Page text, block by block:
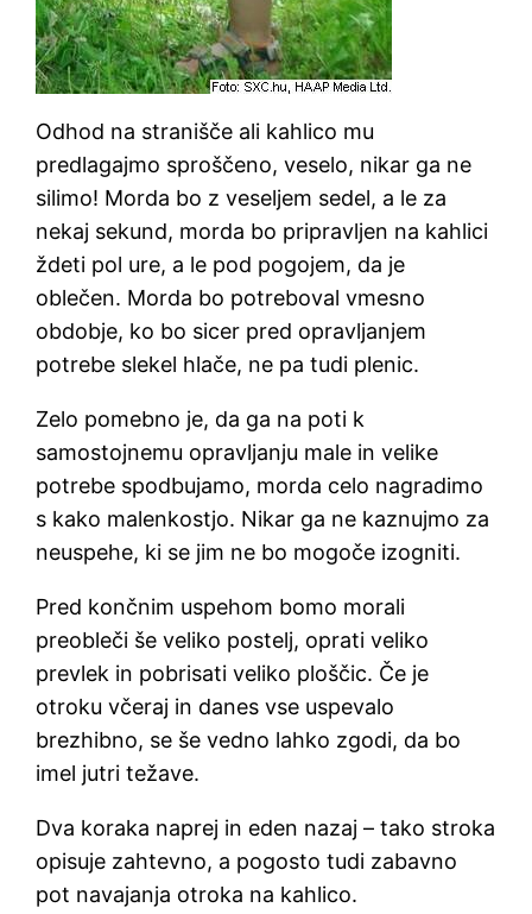
Odhod na stranišče ali kahlico mu
predlagajmo sproščeno, veselo, nikar ga ne
silimo! Morda bo z veseljem sedel, a le za
nekaj sekund, morda bo pripravljen na kahlici
ždeti pol ure, a le pod pogojem, da je
oblečen. Morda bo potreboval vmesno
obdobje, ko bo sicer pred opravljanjem
potrebe slekel hlače, ne pa tudi plenic.
Zelo pomebno je, da ga na poti k
samostojnemu opravljanju male in velike
potrebe spodbujamo, morda celo nagradimo
s kako malenkostjo. Nikar ga ne kaznujmo za
neuspehe, ki se jim ne bo mogoče izogniti.
Pred končnim uspehom bomo morali
preobleči še veliko postelj, oprati veliko
prevlek in pobrisati veliko ploščic. Če je
otroku včeraj in danes vse uspevalo
brezhibno, se še vedno lahko zgodi, da bo
imel jutri težave.
Dva koraka naprej in eden nazaj – tako stroka
opisuje zahtevno, a pogosto tudi zabavno
pot navajanja otroka na kahlico.